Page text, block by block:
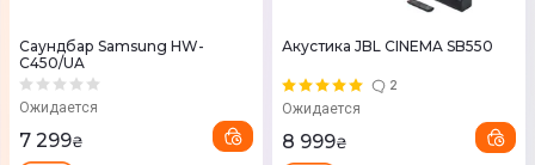
Саундбар Samsung HW-
C450/UA
Ожидается
7 299₴
Акустика JBL CINEMA SB550
2
Ожидается
8 999₴